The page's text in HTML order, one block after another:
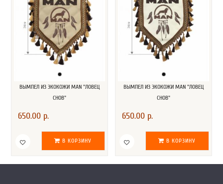
ВЫМПЕЛ ИЗ ЭКОКОЖИ MAN "ЛОВЕЦ
СНОВ"
650.00 р.
В КОРЗИНУ
ВЫМПЕЛ ИЗ ЭКОКОЖИ MAN "ЛОВЕЦ
СНОВ"
650.00 р.
В КОРЗИНУ